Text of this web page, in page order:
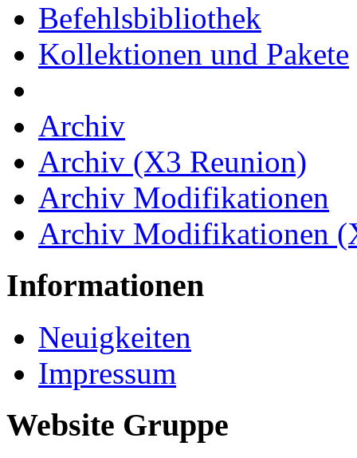
Befehlsbibliothek
Kollektionen und Pakete
Archiv
Archiv (X3 Reunion)
Archiv Modifikationen
Archiv Modifikationen
Informationen
Neuigkeiten
Impressum
Website Gruppe